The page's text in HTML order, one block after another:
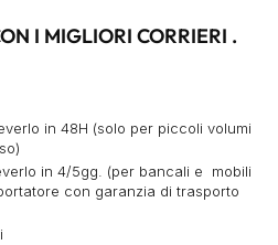
I MIGLIORI CORRIERI .
in 48H (solo per piccoli volumi
in 4/5gg. (per bancali e mobili
con garanzia di trasporto